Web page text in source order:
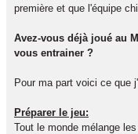
première et que l'équipe
Avez-vous déjà joué au
vous entrainer ?
Pour ma part voici ce que
Préparer le jeu:
Tout le monde mélange